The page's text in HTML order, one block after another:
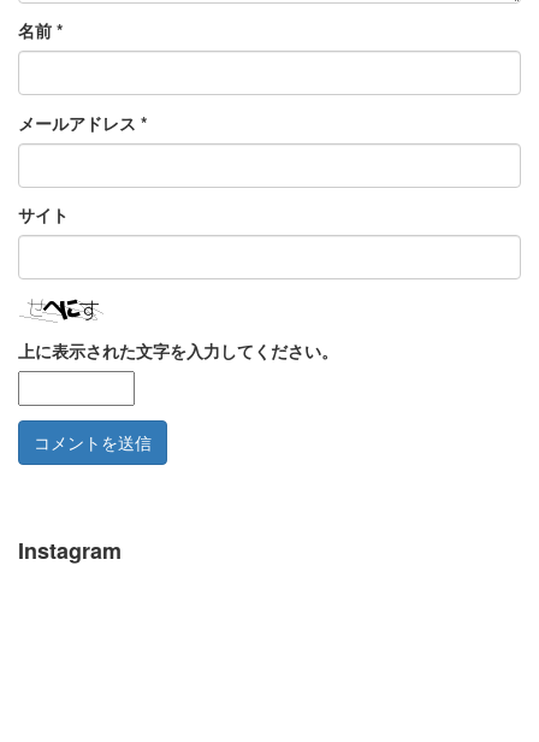
名前 *
メールアドレス *
サイト
上に表示された文字を入力してください。
Instagram